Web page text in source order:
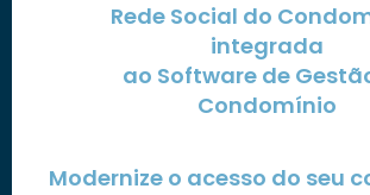
Rede Social do
integrada
ao Software de
Condomínio
Modernize o acesso do seu